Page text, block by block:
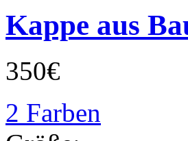
Kappe aus
350€
2 Farben